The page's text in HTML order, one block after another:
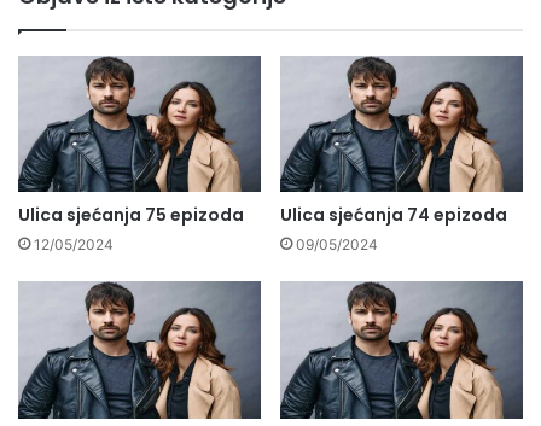
Ulica sjećanja 75 epizoda
12/05/2024
Ulica sjećanja 74 epizoda
09/05/2024